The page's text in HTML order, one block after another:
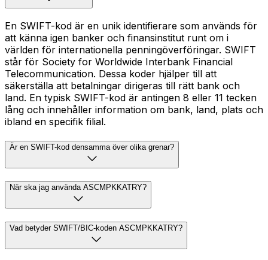
En SWIFT-kod är en unik identifierare som används för
att känna igen banker och finansinstitut runt om i
världen för internationella penningöverföringar. SWIFT
står för Society for Worldwide Interbank Financial
Telecommunication. Dessa koder hjälper till att
säkerställa att betalningar dirigeras till rätt bank och
land. En typisk SWIFT-kod är antingen 8 eller 11 tecken
lång och innehåller information om bank, land, plats och
ibland en specifik filial.
Är en SWIFT-kod densamma över olika grenar?
När ska jag använda ASCMPKKATRY?
Vad betyder SWIFT/BIC-koden ASCMPKKATRY?